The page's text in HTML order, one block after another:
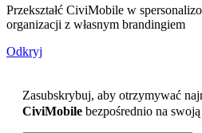
Przekształć CiviMobile w
organizacji z własnym brandingiem
Odkryj
Zasubskrybuj, aby otrzymywać
CiviMobile bezpośrednio na